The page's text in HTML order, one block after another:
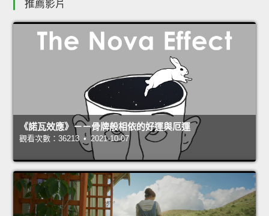
推薦影片
《諾瓦效應》－－骨牌般相依的好運與厄運
觀看次數：36213 • 2021-10-07